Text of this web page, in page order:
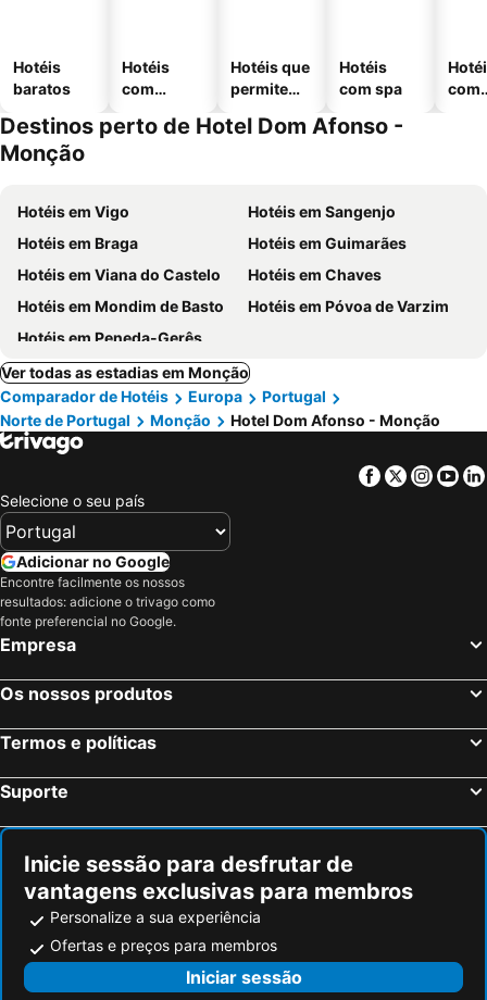
Hotéis
baratos
Hotéis
com
Hotéis que
permitem
Hotéis
com spa
com
Destinos perto de Hotel Dom Afonso -
Monção
Hotéis em Vigo
Hotéis em Sangenjo
Hotéis em Braga
Hotéis em Guimarães
Hotéis em Viana do Castelo
Hotéis em Chaves
Hotéis em Mondim de Basto
Hotéis em Póvoa de Varzim
Hotéis em Peneda-Gerês
Ver todas as estadias em Monção
Comparador de Hotéis
Europa
Portugal
Norte de Portugal
Monção Hotel Dom Afonso - Monção
Facebook
Twitter
Selecione o seu país
Adicionar no Google
Encontre facilmente os nossos
resultados: adicione o trivago como
fonte preferencial no Google.
Empresa
Os nossos produtos
Termos e políticas
Suporte
Inicie sessão para desfrutar de
vantagens exclusivas para membros
Personalize a sua experiência
Ofertas e preços para membros
Iniciar sessão